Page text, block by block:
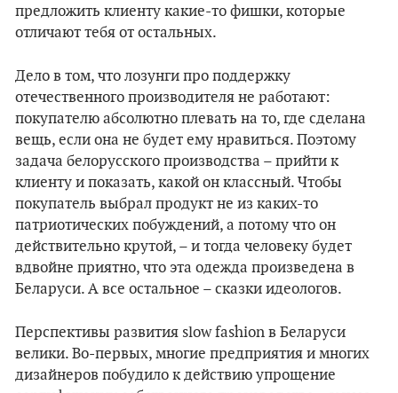
предложить клиенту какие-то фишки, которые
отличают тебя от остальных.
Дело в том, что лозунги про поддержку
отечественного производителя не работают:
покупателю абсолютно плевать на то, где сделана
вещь, если она не будет ему нравиться. Поэтому
задача белорусского производства – прийти к
клиенту и показать, какой он классный. Чтобы
покупатель выбрал продукт не из каких-то
патриотических побуждений, а потому что он
действительно крутой, – и тогда человеку будет
вдвойне приятно, что эта одежда произведена в
Беларуси. А все остальное – сказки идеологов.
Перспективы развития slow fashion в Беларуси
велики. Во-первых, многие предприятия и многих
дизайнеров побудило к действию упрощение